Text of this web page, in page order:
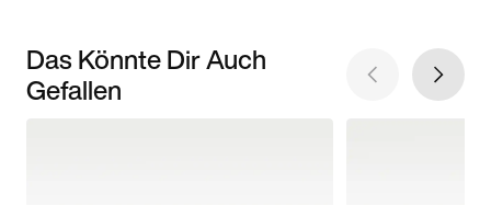
Das Könnte Dir Auch
Gefallen